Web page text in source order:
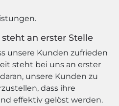
an erster Stelle
unsere Kunden zufrieden
steht bei uns an erster
unsere Kunden zu
dass ihre
effektiv gelöst werden.